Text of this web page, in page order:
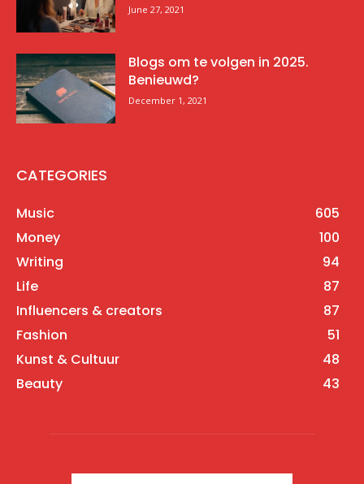
June 27, 2021
Blogs om te volgen in 2025.
Benieuwd?
December 1, 2021
CATEGORIES
Music
605
Money
100
Writing
94
Life
87
Influencers & creators
87
Fashion
51
Kunst & Cultuur
48
Beauty
43